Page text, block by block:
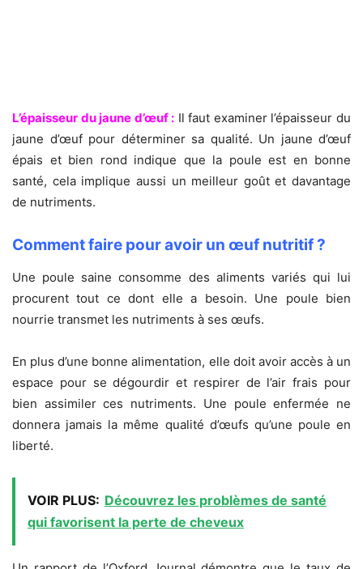
L’épaisseur du jaune d’œuf : Il faut examiner l’épaisseur du
jaune d’œuf pour déterminer sa qualité. Un jaune d’œuf
épais et bien rond indique que la poule est en bonne
santé, cela implique aussi un meilleur goût et davantage
de nutriments.
Comment faire pour avoir un œuf nutritif ?
Une poule saine consomme des aliments variés qui lui
procurent tout ce dont elle a besoin. Une poule bien
nourrie transmet les nutriments à ses œufs.
En plus d’une bonne alimentation, elle doit avoir accès à un
espace pour se dégourdir et respirer de l’air frais pour
bien assimiler ces nutriments. Une poule enfermée ne
donnera jamais la même qualité d’œufs qu’une poule en
liberté.
VOIR PLUS: Découvrez les problèmes de santé
qui favorisent la perte de cheveux